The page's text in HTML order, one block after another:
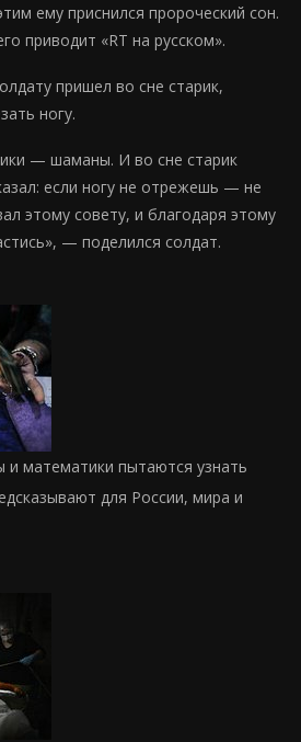
ему приснился пророческий сон.
приводит «RT на русском».
пришел во сне старик,
ногу.
— шаманы. И во сне старик
если ногу не отрежешь — не
этому совету, и благодаря этому
— поделился солдат.
и математики пытаются узнать
для России, мира и